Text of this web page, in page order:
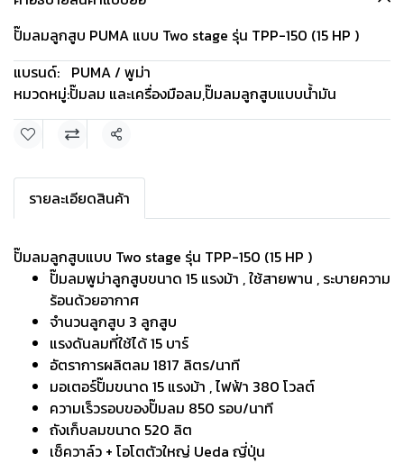
ปั๊มลมลูกสูบ PUMA แบบ Two stage รุ่น TPP-150 (15 HP )
แบรนด์: PUMA / พูม่า
หมวดหมู่:ปั๊มลม และเครื่องมือลม,ปั๊มลมลูกสูบแบบน้ำมัน
แชร์
รายละเอียดสินค้า
ปั๊มลมลูกสูบแบบ Two stage รุ่น TPP-150 (15 HP )
ปั๊มลมพูม่าลูกสูบขนาด 15 แรงม้า , ใช้สายพาน , ระบายความ
ร้อนด้วยอากาศ
จำนวนลูกสูบ 3 ลูกสูบ
แรงดันลมที่ใช้ได้ 15 บาร์
อัตราการผลิตลม 1817 ลิตร/นาที
มอเตอร์ปั๊มขนาด 15 แรงม้า , ไฟฟ้า 380 โวลต์
ความเร็วรอบของปั๊มลม 850 รอบ/นาที
ถังเก็บลมขนาด 520 ลิต
เช็ควาล์ว + โอโตตัวใหญ่ Ueda ญี่ปุ่น